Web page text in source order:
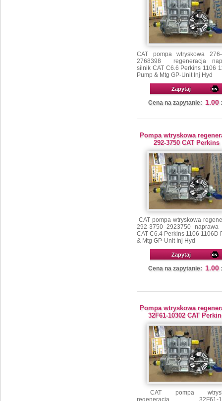
CAT pompa wtryskowa
2768398 regeneracja
silnik CAT C6.6 Perkins 1106
Pump & Mtg GP-Unit Inj Hyd
Zapytaj
Cena na zapytanie: 1.00
Pompa wtryskowa
292-3750 CAT Perkins
CAT pompa wtryskowa
292-3750 2923750 naprawa
CAT C6.4 Perkins 1106 1106D
& Mtg GP-Unit Inj Hyd
Zapytaj
Cena na zapytanie: 1.00
Pompa wtryskowa
32F61-10302 CAT
CAT pompa
regeneracja 32F61-